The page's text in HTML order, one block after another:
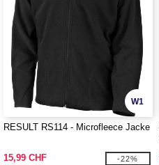
W1
RESULT RS114 - Microfleece Jacke
15,99 CHF -22%